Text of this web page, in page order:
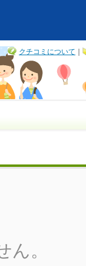
クチコミについて
。